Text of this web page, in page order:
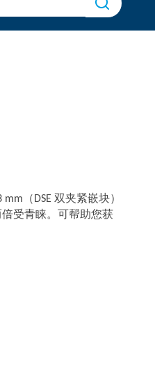
（DSE 双夹紧嵌块）
倍受青睐。可帮助您获